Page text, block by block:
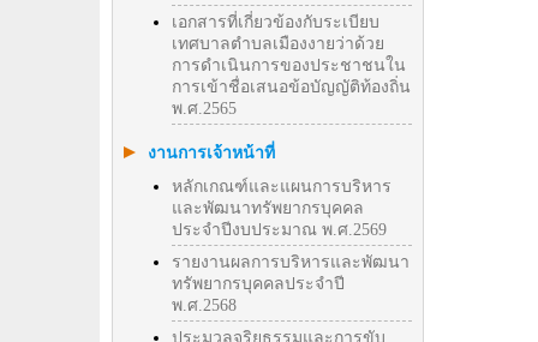
เอกสารที่เกี่ยวข้องกับระเบียบ
เทศบาลตำบลเมืองงายว่าด้วย
การดำเนินการของประชาชนใน
การเข้าชื่อเสนอข้อบัญญัติท้องถิ่น
พ.ศ.2565
งานการเจ้าหน้าที่
หลักเกณฑ์และแผนการบริหาร
และพัฒนาทรัพยากรบุคคล
ประจำปีงบประมาณ พ.ศ.2569
รายงานผลการบริหารและพัฒนา
ทรัพยากรบุคคลประจำปี
พ.ศ.2568
ประมวลจริยธรรมและการขับ